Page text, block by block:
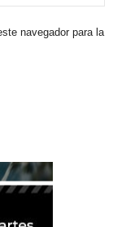
navegador para la